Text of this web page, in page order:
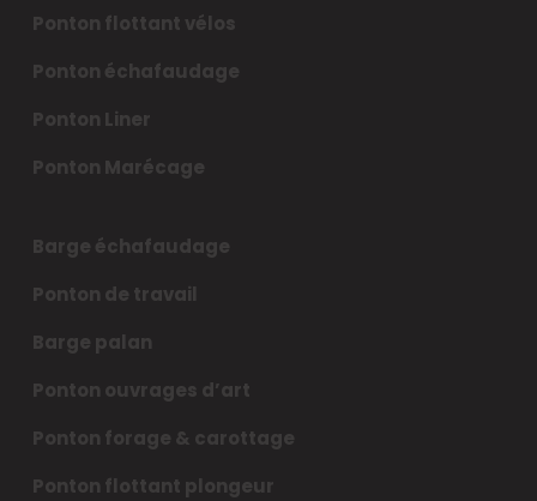
Ponton flottant vélos
Ponton échafaudage
Ponton Liner
Ponton Marécage
Barge échafaudage
Ponton de travail
Barge palan
Ponton ouvrages d’art
Ponton forage & carottage
Ponton flottant plongeur